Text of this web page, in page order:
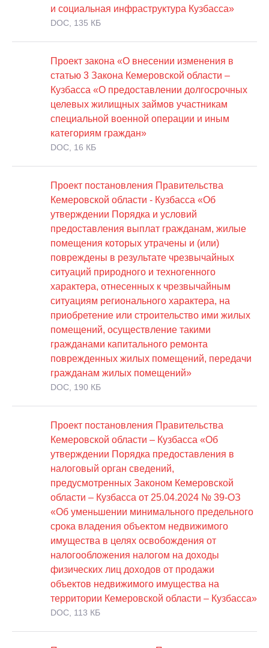
и социальная инфраструктура Кузбасса»
DOC, 135 КБ
Проект закона «О внесении изменения в
статью 3 Закона Кемеровской области –
Кузбасса «О предоставлении долгосрочных
целевых жилищных займов участникам
специальной военной операции и иным
категориям граждан»
DOC, 16 КБ
Проект постановления Правительства
Кемеровской области - Кузбасса «Об
утверждении Порядка и условий
предоставления выплат гражданам, жилые
помещения которых утрачены и (или)
повреждены в результате чрезвычайных
ситуаций природного и техногенного
характера, отнесенных к чрезвычайным
ситуациям регионального характера, на
приобретение или строительство ими жилых
помещений, осуществление такими
гражданами капитального ремонта
поврежденных жилых помещений, передачи
гражданам жилых помещений»
DOC, 190 КБ
Проект постановления Правительства
Кемеровской области – Кузбасса «Об
утверждении Порядка предоставления в
налоговый орган сведений,
предусмотренных Законом Кемеровской
области – Кузбасса от 25.04.2024 № 39-ОЗ
«Об уменьшении минимального предельного
срока владения объектом недвижимого
имущества в целях освобождения от
налогообложения налогом на доходы
физических лиц доходов от продажи
объектов недвижимого имущества на
территории Кемеровской области – Кузбасса»
DOC, 113 КБ